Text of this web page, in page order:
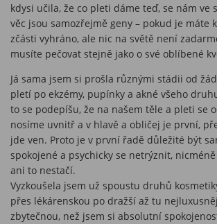
kdysi učila, že co pleti dáme teď, se nám ve
věc jsou samozřejmě geny – pokud je máte
zčásti vyhráno, ale nic na světě není
musíte pečovat stejně jako o své oblíbené
Já sama jsem si prošla různými stádii od
pletí po ekzémy, pupínky a akné všeho
to se podepíšu, že na našem těle a pleti se
nosíme uvnitř a v hlavě a obličej je první,
jde ven. Proto je v první řadě důležité být
spokojené a psychicky se netrýznit,
ani to nestačí.
Vyzkoušela jsem už spoustu druhů
přes lékárenskou po dražší až tu
zbytečnou, než jsem si absolutní